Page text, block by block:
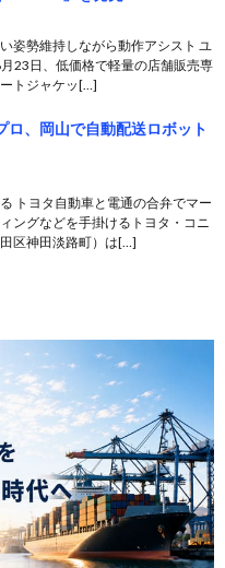
姿勢維持しながら動作アシスト ユ
23日、低価格で軽量の店舗販売専
トジャケッ[…]
ロ、岡山で自動配送ロボット
トヨタ自動車と電通の合弁でマー
ングなどを手掛けるトヨタ・コニ
区神田淡路町）は[…]